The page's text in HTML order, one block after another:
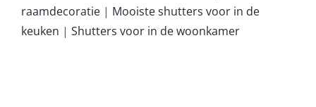
raamdecoratie| Mooiste shutters voor in de
keuken | Shutters voor in de woonkamer